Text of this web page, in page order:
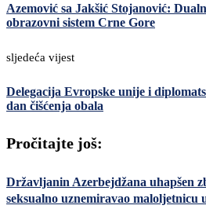
Azemović sa Jakšić Stojanović:
obrazovni sistem Crne Gore
sljedeća vijest
Delegacija Evropske unije i
dan čišćenja obala
Pročitajte još:
Državljanin Azerbejdžana uhapšen
seksualno uznemiravao maloljetnicu